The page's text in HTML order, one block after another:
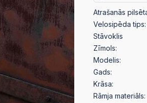
Atrašanās
Velosipēda tips:
Stāvoklis
Zīmols:
Modelis:
Gads:
Krāsa:
Rāmja materiāls: